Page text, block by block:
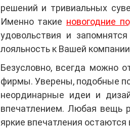
решений и тривиальных
Именно такие новогодние
удовольствия и
лояльность к Вашей
Безусловно, всегда можно
фирмы. Уверены, подобные
неординарные идеи и
впечатлением. Любая вещь
яркие впечатления